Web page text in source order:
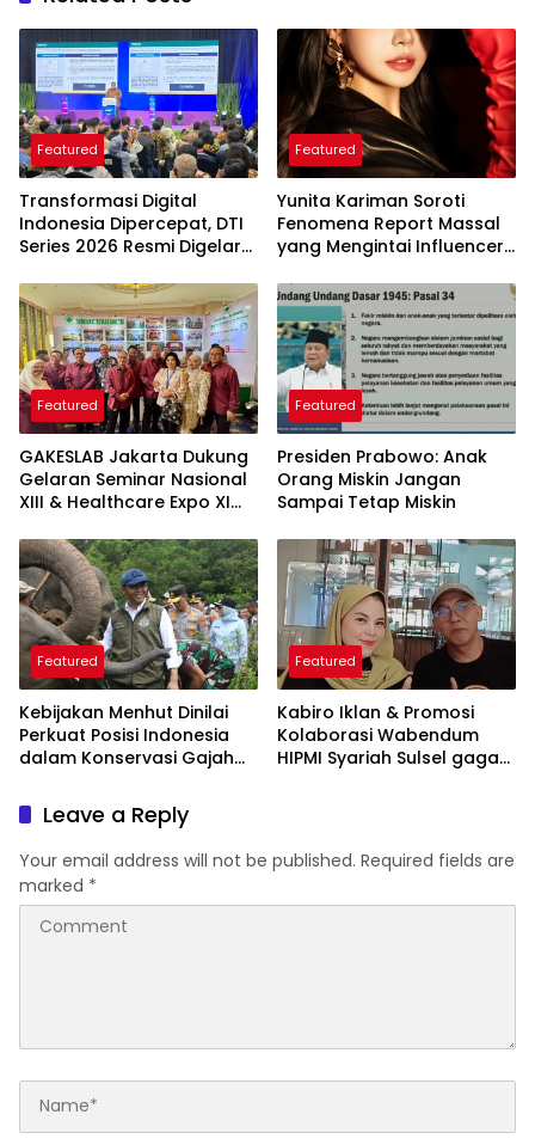
Featured
Transformasi Digital
Indonesia Dipercepat, DTI
Series 2026 Resmi Digelar
Featured
Yunita Kariman Soroti
Fenomena Report Massal
yang Mengintai Influencer,
yang Perlu Diketahui
Featured
GAKESLAB Jakarta Dukung
Gelaran Seminar Nasional
XIII & Healthcare Expo XI
Featured
Presiden Prabowo: Anak
Orang Miskin Jangan
Sampai Tetap Miskin
Featured
Kebijakan Menhut Dinilai
Perkuat Posisi Indonesia
dalam Konservasi Gajah
Featured
Kabiro Iklan & Promosi
Kolaborasi Wabendum
HIPMI Syariah Sulsel gagas
Leave a Reply
Your email address will not be published. Required fields are
marked *